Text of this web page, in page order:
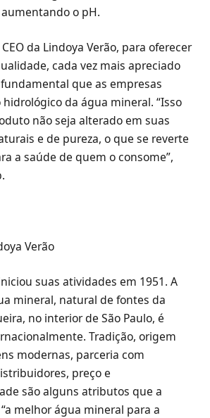
o pH.
da Lindoya Verão, para oferecer
cada vez mais apreciado
que as empresas
da água mineral. “Isso
não seja alterado em suas
e de pureza, o que se reverte
a saúde de quem o consome”,
Verão
suas atividades em 1951. A
mineral, natural de fontes da
no interior de São Paulo, é
Tradição, origem
modernas, parceria com
preço e
são alguns atributos que a
melhor água mineral para a